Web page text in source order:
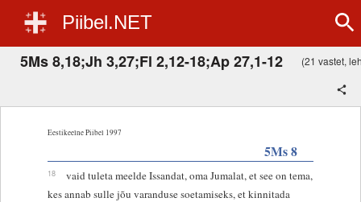
Piibel.NET
5Ms 8,18;Jh 3,27;Fl 2,12-18;Ap 27,1-12 (21 vastet,
Eestikeelne Piibel 1997
5Ms 8
18
vaid tuleta meelde Issandat, oma Jumalat, et see on tema,
kes annab sulle jõu varanduse soetamiseks, et kinnitada